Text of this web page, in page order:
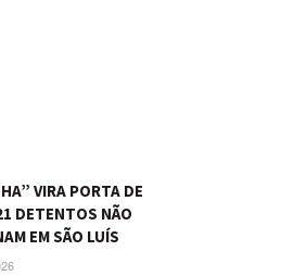
VIRA PORTA DE
DETENTOS NÃO
EM SÃO LUÍS